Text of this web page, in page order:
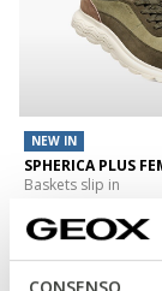
NEW IN
SPHERICA PLUS
Baskets slip in
€130,00